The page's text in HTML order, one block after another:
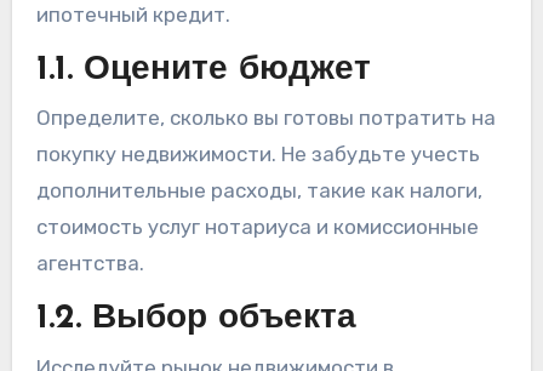
ипотечный кредит.
1.1. Оцените бюджет
Определите, сколько вы готовы потратить на
покупку недвижимости. Не забудьте учесть
дополнительные расходы, такие как налоги,
стоимость услуг нотариуса и комиссионные
агентства.
1.2. Выбор объекта